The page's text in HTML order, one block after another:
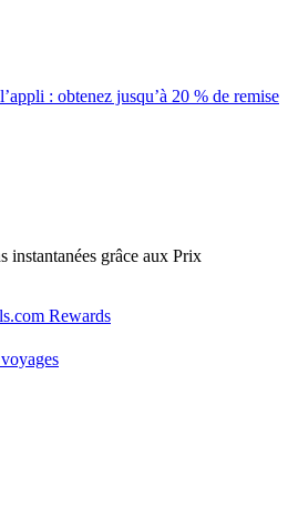
: obtenez jusqu’à 20 % de remise
instantanées grâce aux Prix
Rewards